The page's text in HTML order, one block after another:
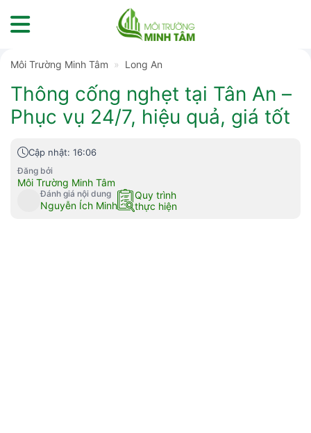
to
Môi Trường Minh Tâm » Long An
Thông cống nghẹt tại Tân An –
Phục vụ 24/7, hiệu quả, giá tốt
Cập nhật: 16:06
Đăng bởi
Môi Trường Minh Tâm
Đánh giá nội dung
Nguyễn Ích Minh
Quy trình
thực hiện